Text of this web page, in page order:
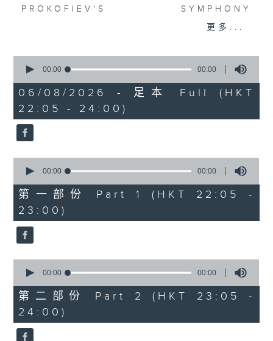
PROKOFIEV'S SYMPHONY
CONCERTO FOR CELLO AND
SULLIVAN'S KING ARTHUR -
INCIDENTAL MUSIC TO J C CARR'S
DRAMA
DESPREZ'S AVE MARIA
PART 2:
SKERRIES - TONE POEM, OP.20
SAINT-SAENS'S SONATA FOR PIANO
AND VIOLIN NO.1 IN D MINOR,
OP.75
SEPPAR'S THE SAME SEA
更多...
seconds
0
seconds
00:00 00:00
06/08/2026 - 足本 Full (HKT
22:05 - 24:00)
seconds
0
seconds
00:00 00:00
第一部份 Part 1 (HKT 22:05 -
23:00)
seconds
0
seconds
00:00 00:00
第二部份 Part 2 (HKT 23:05 -
24:00)